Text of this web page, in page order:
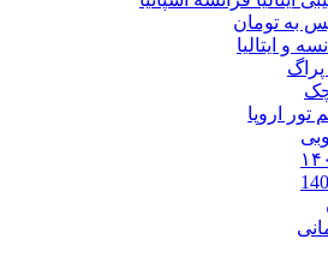
به تومان
و ایتالیا
اروپا